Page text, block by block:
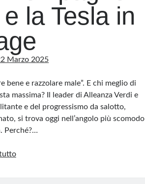
la Tesla in
Marzo 2025
bene e razzolare male”. E chi meglio di
massima? Il leader di Alleanza Verdi e
e del progressismo da salotto,
si trova oggi nell’angolo più scomodo
Perché?…
tuttoFratoianni,